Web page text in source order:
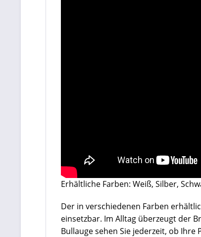
Erhältliche Farben: Weiß, Silber,
Der in verschiedenen Farben
einsetzbar. Im Alltag überzeugt der
Bullauge sehen Sie jederzeit, ob